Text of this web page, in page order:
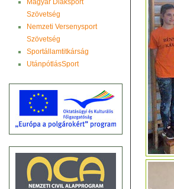
Magyar Diáksport
Szövetség
Nemzeti Versenysport
Szövetség
Sportállamtitkárság
UtánpótlásSport